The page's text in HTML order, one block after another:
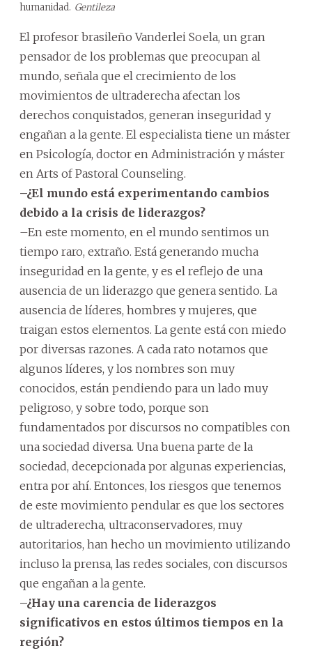
humanidad. Gentileza
El profesor brasileño Vanderlei Soela, un gran
pensador de los problemas que preocupan al
mundo, señala que el crecimiento de los
movimientos de ultraderecha afectan los
derechos conquistados, generan inseguridad y
engañan a la gente. El especialista tiene un máster
en Psicología, doctor en Administración y máster
en Arts of Pastoral Counseling.
–¿El mundo está experimentando cambios
debido a la crisis de liderazgos?
–En este momento, en el mundo sentimos un
tiempo raro, extraño. Está generando mucha
inseguridad en la gente, y es el reflejo de una
ausencia de un liderazgo que genera sentido. La
ausencia de líderes, hombres y mujeres, que
traigan estos elementos. La gente está con miedo
por diversas razones. A cada rato notamos que
algunos líderes, y los nombres son muy
conocidos, están pendiendo para un lado muy
peligroso, y sobre todo, porque son
fundamentados por discursos no compatibles con
una sociedad diversa. Una buena parte de la
sociedad, decepcionada por algunas experiencias,
entra por ahí. Entonces, los riesgos que tenemos
de este movimiento pendular es que los sectores
de ultraderecha, ultraconservadores, muy
autoritarios, han hecho un movimiento utilizando
incluso la prensa, las redes sociales, con discursos
que engañan a la gente.
–¿Hay una carencia de liderazgos
significativos en estos últimos tiempos en la
región?